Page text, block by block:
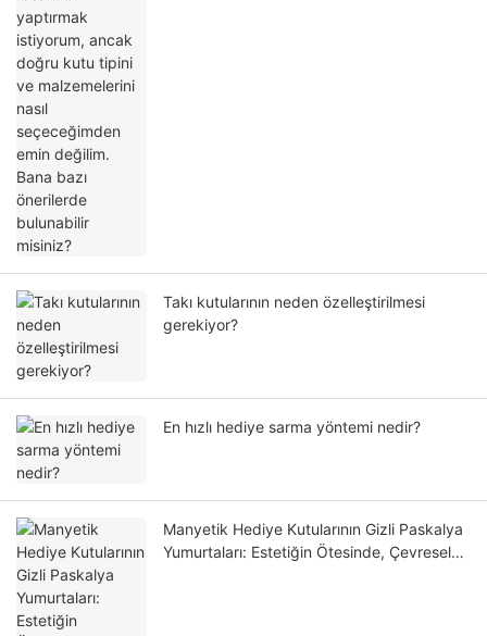
Takı kutularının neden özelleştirilmesi
gerekiyor?
En hızlı hediye sarma yöntemi nedir?
Manyetik Hediye Kutularının Gizli Paskalya
Yumurtaları: Estetiğin Ötesinde, Çevresel